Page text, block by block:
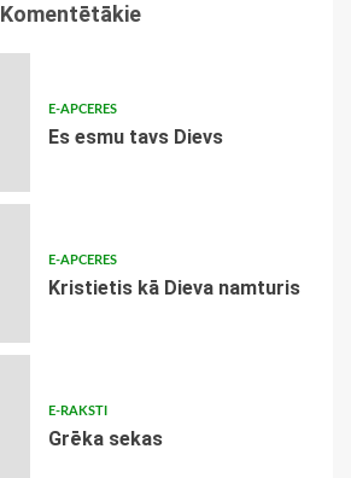
Komentētākie
E-APCERES
Es esmu tavs Dievs
E-APCERES
Kristietis kā Dieva namturis
E-RAKSTI
Grēka sekas